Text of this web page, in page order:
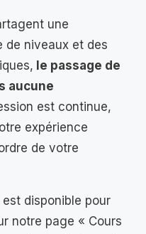
une
de niveaux et des
le passage de
aucune
est continue,
expérience
de votre
disponible pour
notre page « Cours